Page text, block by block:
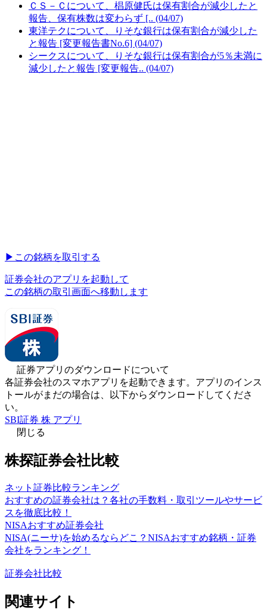
ＣＳ－Ｃについて、椙原健氏は保有割合が減少したと
報告、保有株数は変わらず [.. (04/07)
東洋テクについて、りそな銀行は保有割合が減少した
と報告 [変更報告書No.6] (04/07)
シークスについて、りそな銀行は保有割合が5％未満に
減少したと報告 [変更報告.. (04/07)
▶︎ この銘柄を取引する
証券会社のアプリを起動して
この銘柄の取引画面へ移動します
証券アプリのダウンロードについて
各証券会社のスマホアプリを起動できます。アプリのインス
トールがまだの場合は、以下からダウンロードしてくださ
い。
SBI証券 株 アプリ
閉じる
株探証券会社比較
ネット証券比較ランキング
おすすめの証券会社は？各社の手数料・取引ツールやサービ
スを徹底比較！
NISAおすすめ証券会社
NISA(ニーサ)を始めるならどこ？NISAおすすめ銘柄・証券
会社をランキング！
証券会社比較
関連サイト